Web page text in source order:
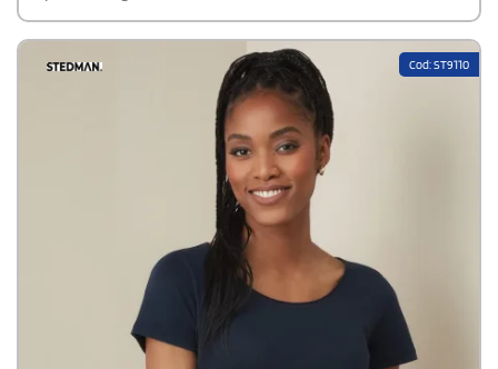
Cod: ST9110